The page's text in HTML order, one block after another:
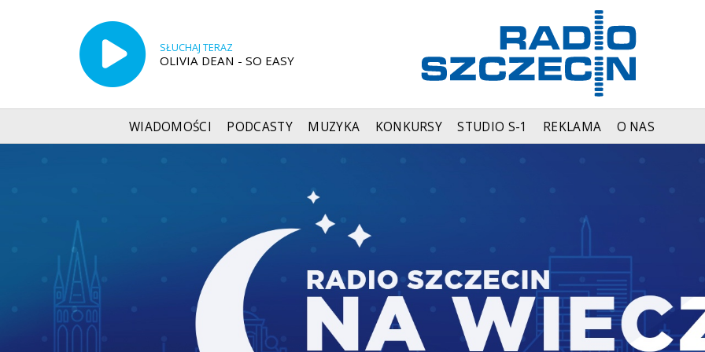
SŁUCHAJ TERAZ
OLIVIA DEAN - SO EASY
WIADOMOŚCI PODCASTY MUZYKA KONKURSY STUDIO S-1 REKLAMA O NAS